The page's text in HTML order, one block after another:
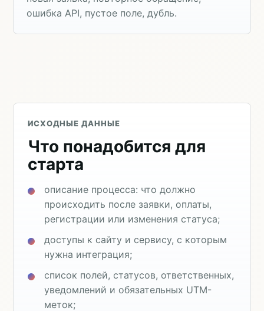
ошибка API, пустое поле, дубль.
ИСХОДНЫЕ ДАННЫЕ
Что понадобится для
старта
описание процесса: что должно
происходить после заявки, оплаты,
регистрации или изменения статуса;
доступы к сайту и сервису, с которым
нужна интеграция;
список полей, статусов, ответственных,
уведомлений и обязательных UTM-
меток;